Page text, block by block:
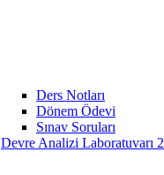
Ders Notları
Dönem Ödevi
Sınav Soruları
Devre Analizi Laboratuvarı 2